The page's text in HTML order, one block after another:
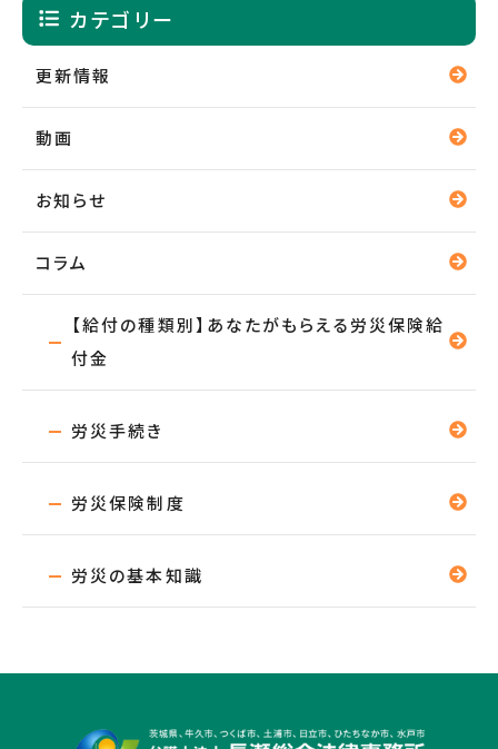
カテゴリー
更新情報
動画
お知らせ
コラム
【給付の種類別】あなたがもらえる労災保険給
付金
労災手続き
労災保険制度
労災の基本知識